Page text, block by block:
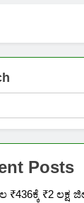
ನಂಬರ ಲಿಂಕ್
Posts
₹436ಕ್ಕೆ ₹2